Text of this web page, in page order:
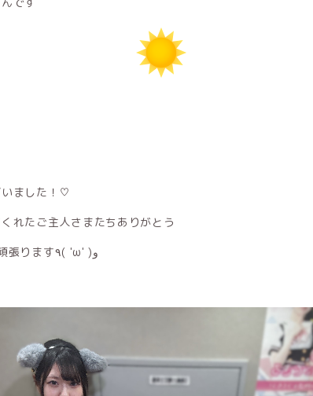
ました！♡
れたご主人さまたちありがとう
（；_；）！まだまだ頑張ります٩( 'ω' )و